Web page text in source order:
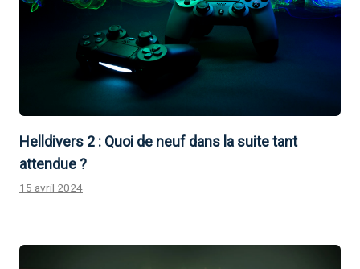
Helldivers 2 : Quoi de neuf dans la suite tant
attendue ?
15 avril 2024